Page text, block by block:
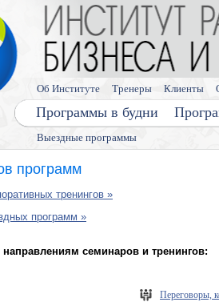
Выездные программы
Программы в будни
Об Институте Тренеры Клиенты
программ
тренингов »
программ »
семинаров и тренингов:
Переговоры,